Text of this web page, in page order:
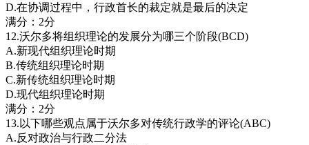
D.在协调过程中，行政首长的裁定就是最后的决定
满分：2分
12.沃尔多将组织理论的发展分为哪三个阶段(BCD)
A.新现代组织理论时期
B.传统组织理论时期
C.新传统组织理论时期
D.现代组织理论时期
满分：2分
13.以下哪些观点属于沃尔多对传统行政学的评论(ABC)
A.反对政治与行政二分法